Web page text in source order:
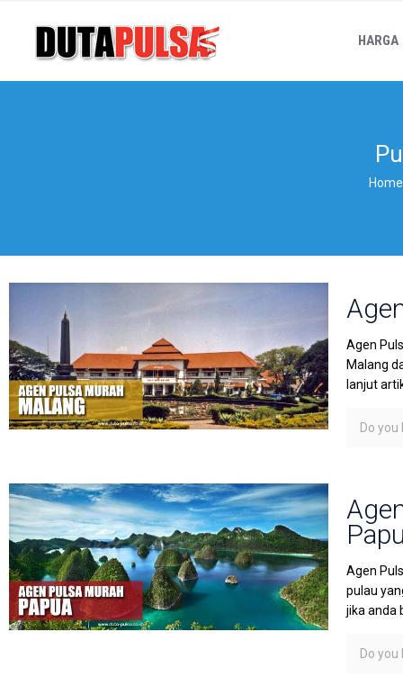
HARGA
Home
Agen
Malang
lanjut
Do you
Agen
pulau
jika anda
Do you